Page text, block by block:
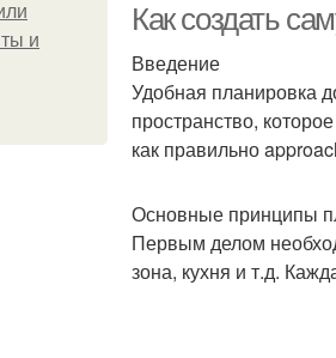
и
Как создать
Введение
Удобная планировка
пространство,
как правильно
Основные принципы
Первым делом
зона, кухня и т.д.